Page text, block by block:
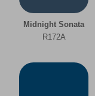
chambre à
couloir
salle de bain
Midnight Sonata
R172A